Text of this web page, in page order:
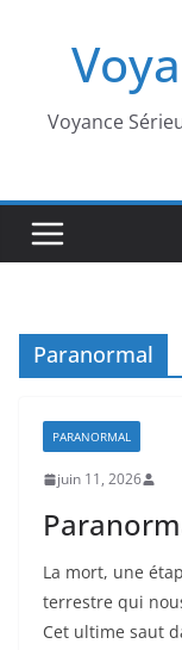
Voyance
Paranormal
PARANORMAL
juin 11, 2026
La mort, une
terrestre qui
Cet ultime saut